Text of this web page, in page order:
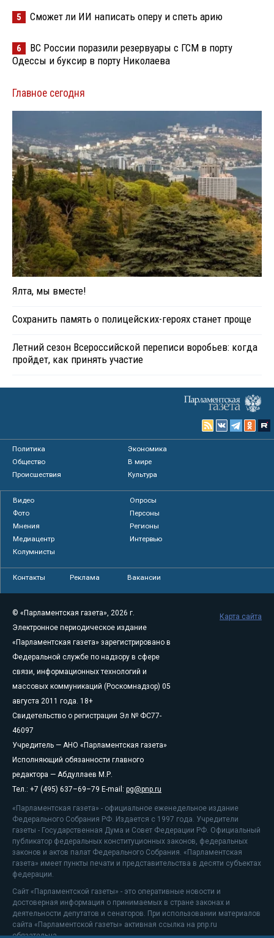
5 Сможет ли ИИ написать оперу и спеть арию
6
ВС России поразили резервуары с ГСМ в порту
Одессы и буксир в порту Николаева
Главное сегодня
Ялта, мы вместе!
Сохранить память о полицейских-героях станет проще
Летний сезон Всероссийской переписи воробьев: когда
пройдет, как принять участие
Политика
Экономика
Общество
В мире
Происшествия
Культура
Видео
Опросы
Фото
Персоны
Мнения
Регионы
Медиацентр
Интервью
Колумнисты
Контакты Реклама Вакансии
© «Парламентская газета», 2026 г.
Электронное периодическое издание
«Парламентская газета» зарегистрировано в
Федеральной службе по надзору в сфере
связи, информационных технологий и
массовых коммуникаций (Роскомнадзор) 05
августа 2011 года. 18+
Свидетельство о регистрации Эл № ФС77-
46097
Учредитель — АНО «Парламентская газета»
Исполняющий обязанности главного
редактора — Абдуллаев М.Р.
Тел.: +7 (495) 637–69–79 E-mail: pg@pnp.ru
«Парламентская газета» - официальное еженедельное издание
Федерального Собрания РФ. Издается с 1997 года. Учредители
газеты - Государственная Дума и Совет Федерации РФ. Официальный
публикатор федеральных конституционных законов, федеральных
законов и актов палат Федерального Собрания. «Парламентская
газета» имеет пункты печати и представительства в десяти субъектах
федерации.
Сайт «Парламентской газеты» - это оперативные новости и
достоверная информация о принимаемых в стране законах и
деятельности депутатов и сенаторов. При использовании материалов
сайта «Парламентской газеты» активная ссылка на pnp.ru
обязательна.
Карта сайта